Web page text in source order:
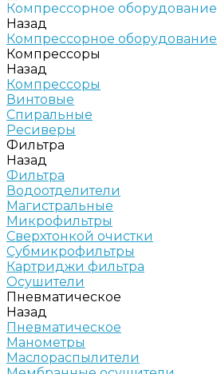
Компрессорное оборудование
Назад
Компрессорное оборудование
Компрессоры
Назад
Компрессоры
Винтовые
Спиральные
Ресиверы
Фильтра
Назад
Фильтра
Водоотделители
Магистральные
Микрофильтры
Сверхтонкой очистки
Субмикрофильтры
Картриджи фильтра
Осушители
Пневматическое
Назад
Пневматическое
Манометры
Маслораспылители